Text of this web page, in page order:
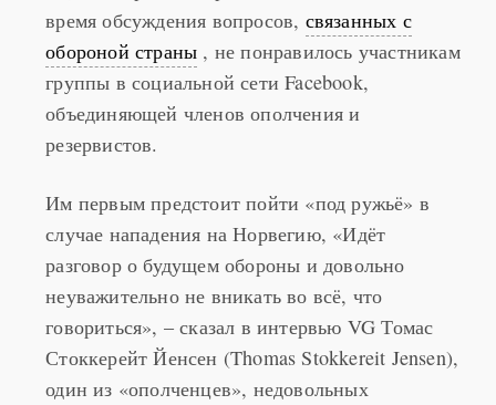
время обсуждения вопросов, связанных с
обороной страны , не понравилось участникам
группы в социальной сети Facebook,
объединяющей членов ополчения и
резервистов.
Им первым предстоит пойти «под ружьё» в
случае нападения на Норвегию, «Идёт
разговор о будущем обороны и довольно
неуважительно не вникать во всё, что
говориться», – сказал в интервью VG Томас
Стоккерейт Йенсен (Thomas Stokkereit Jensen),
один из «ополченцев», недовольных